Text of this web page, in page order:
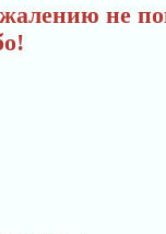
не